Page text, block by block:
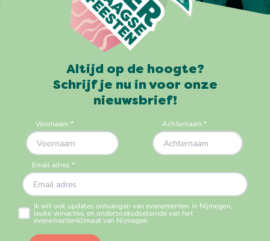
Altijd op de hoogte?
Schrijf je nu in voor onze
nieuwsbrief!